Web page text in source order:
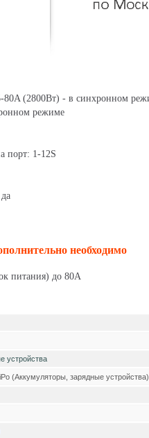
80A (2800Вт) - в синхронном
режиме
порт: 1-12S
необходимо
питания) до 80А
устройства
(Аккумуляторы, зарядные устройства)